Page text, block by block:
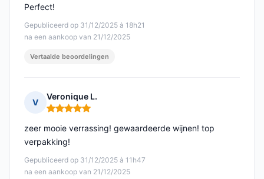
Gepubliceerd op 31/12/2025 à 18h21
na een aankoop van 21/12/2025
Perfect!
Vertaalde beoordelingen
V
Veronique L.
Opmerking: 5 van 5
Gepubliceerd op 31/12/2025 à 11h47
na een aankoop van 21/12/2025
zeer mooie verrassing! gewaardeerde wijnen! top
verpakking!